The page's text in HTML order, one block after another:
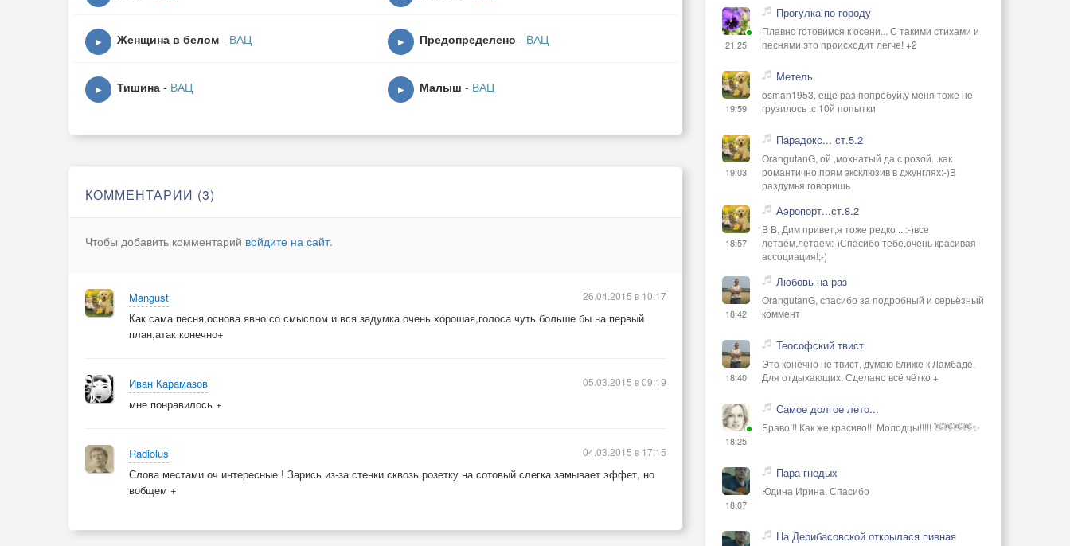
▶ Женщина в белом - ВАЦ ▶ Предопределено - ВАЦ
▶ Тишина - ВАЦ ▶ Малыш - ВАЦ
КОММЕНТАРИИ (3)
Чтобы добавить комментарий войдите на сайт.
Mangust
Как сама песня,основа явно со смыслом и вся задумка очень хорошая,голоса чуть больше бы на первый
план,атак конечно+
26.04.2015 в 10:17
Иван Карамазов
мне понравилось +
05.03.2015 в 09:19
Radiolus
Слова местами оч интересные ! Зарись из-за стенки сквозь розетку на сотовый слегка замывает эффет, но
вобщем +
04.03.2015 в 17:15
21:25
Прогулка по городу
Плавно готовимся к осени... С такими стихами и
песнями это происходит легче! +2
19:59
Метель
osman1953, еще раз попробуй,у меня тоже не
грузилось ,с 10й попытки
19:03
Парадокс... ст.5.2
OrangutanG, ой ,мохнатый да с розой...как
романтично,прям эксклюзив в джунглях:-)В
раздумья говоришь
18:57
Аэропорт...ст.8.2
В В, Дим привет,я тоже редко ...:-)все
летаем,летаем:-)Спасибо тебе,очень красивая
ассоциация!;-)
18:42
Любовь на раз
OrangutanG, спасибо за подробный и серьёзный
коммент
18:40
Теософский твист.
Это конечно не твист, думаю ближе к Ламбаде.
Для отдыхающих. Сделано всё чётко +
18:25
Самое долгое лето...
Браво!!! Как же красиво!!! Молодцы!!!!! 👋👋👋👋✨
18:07
Пара гнедых
Юдина Ирина, Спасибо
На Дерибасовской открылася пивная